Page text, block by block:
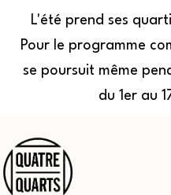
L'été prend ses
Pour le programme
se poursuit même
du 1er au
au
contenu